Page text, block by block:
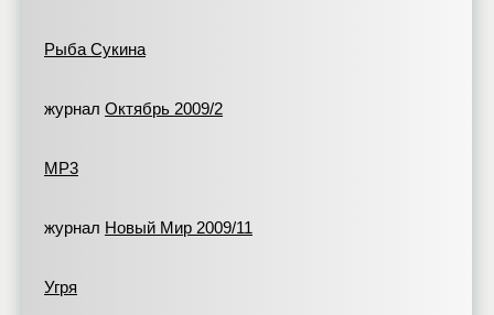
Рыба Сукина
журнал Октябрь 2009/2
МР3
журнал Новый Мир 2009/11
Угря